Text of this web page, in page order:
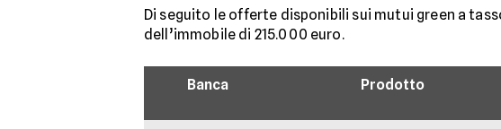
Di seguito le offerte disponibili sui mutui green a
dell’immobile di 215.000 euro.
Banca Prodotto